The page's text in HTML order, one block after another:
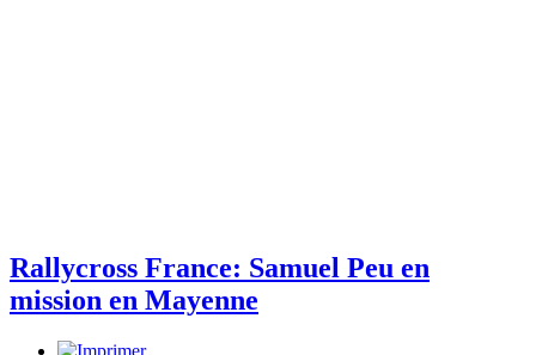
Rallycross France: Samuel Peu en
mission en Mayenne